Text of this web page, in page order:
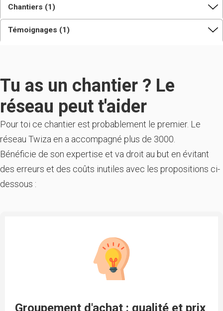
Chantiers (1)
Témoignages (1)
Tu as un chantier ? Le
réseau peut t'aider
Pour toi ce chantier est probablement le premier. Le
réseau Twiza en a accompagné plus de 3000.
Bénéficie de son expertise et va droit au but en évitant
des erreurs et des coûts inutiles avec les propositions ci-
dessous :
Groupement d'achat : qualité et prix